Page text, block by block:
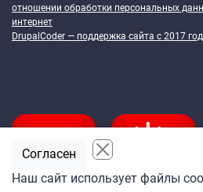
отношении обработки персональных
интернет
DrupalCoder — поддержка сайта c 2017
Наш сайт использует файлы
Согласен